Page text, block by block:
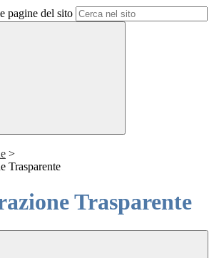
pagine del sito
>
Trasparente
Trasparente